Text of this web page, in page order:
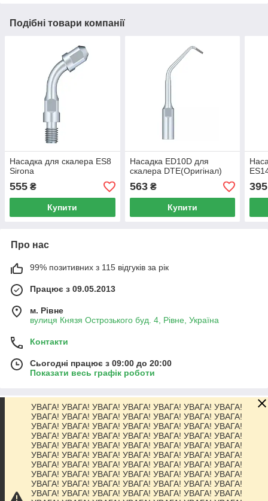
Подібні товари компанії
Насадка для скалера ES8
Sirona
555 ₴
Купити
Насадка ED10D для
скалера DTE(Оригінал)
563₴
Купити
395
Про нас
99% позитивних з 115 відгуків за рік
Працює з 09.05.2013
м. Рівне
вулиця Князя Острозького буд. 4, Рівне, Україна
Контакти
Сьогодні працює з 09:00 до 20:00
Показати весь графік роботи
Про нас
Контакти
Доставка та оплата
Графік роботи
УВАГА! УВАГА! УВАГА! УВАГА! УВАГА! УВАГА! УВАГА!
УВАГА! УВАГА! УВАГА! УВАГА! УВАГА! УВАГА! УВАГА!
УВАГА! УВАГА! УВАГА! УВАГА! УВАГА! УВАГА! УВАГА!
УВАГА! УВАГА! УВАГА! УВАГА! УВАГА! УВАГА! УВАГА!
УВАГА! УВАГА! УВАГА! УВАГА! УВАГА! УВАГА! УВАГА!
УВАГА! УВАГА! УВАГА! УВАГА! УВАГА! УВАГА! УВАГА!
УВАГА! УВАГА! УВАГА! УВАГА! УВАГА! УВАГА! УВАГА!
УВАГА! УВАГА! УВАГА! УВАГА! УВАГА! УВАГА! УВАГА!
УВАГА! УВАГА! УВАГА! УВАГА! УВАГА! УВАГА! УВАГА!
УВАГА! УВАГА! УВАГА! УВАГА! УВАГА! УВАГА! УВАГА!